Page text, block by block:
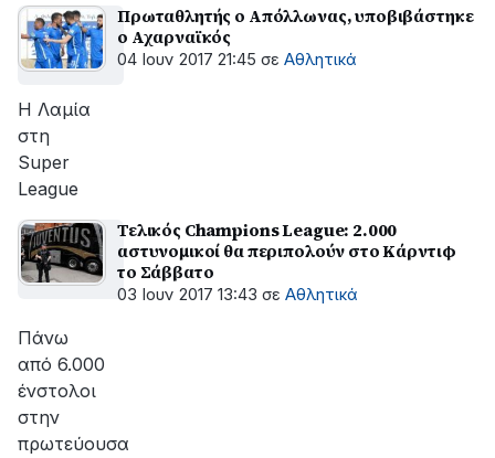
Πρωταθλητής ο Απόλλωνας, υποβιβάστηκε
ο Αχαρναϊκός
04 Ιουν 2017 21:45 σε Αθλητικά
Η Λαμία
στη
Super
League
Τελικός Champions League: 2.000
αστυνομικοί θα περιπολούν στο Κάρντιφ
το Σάββατο
03 Ιουν 2017 13:43 σε Αθλητικά
Πάνω
από 6.000
ένστολοι
στην
πρωτεύουσα